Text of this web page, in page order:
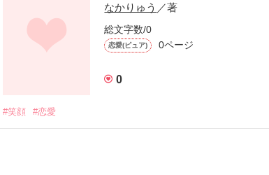
なかりゅう ／著
総文字数/0
恋愛(ピュア) 0ページ
0
#笑顔 #恋愛